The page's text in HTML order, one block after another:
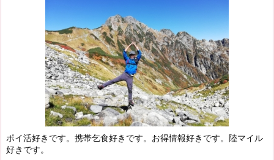
ポイ活好きです。携帯乞食好きです。お得情報好きです。陸マイル
好きです。